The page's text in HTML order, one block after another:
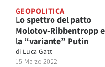
GEOPOLITICA
Lo spettro del patto
Molotov-Ribbentropp e
la “variante” Putin
di Luca Gatti
15 Marzo 2022